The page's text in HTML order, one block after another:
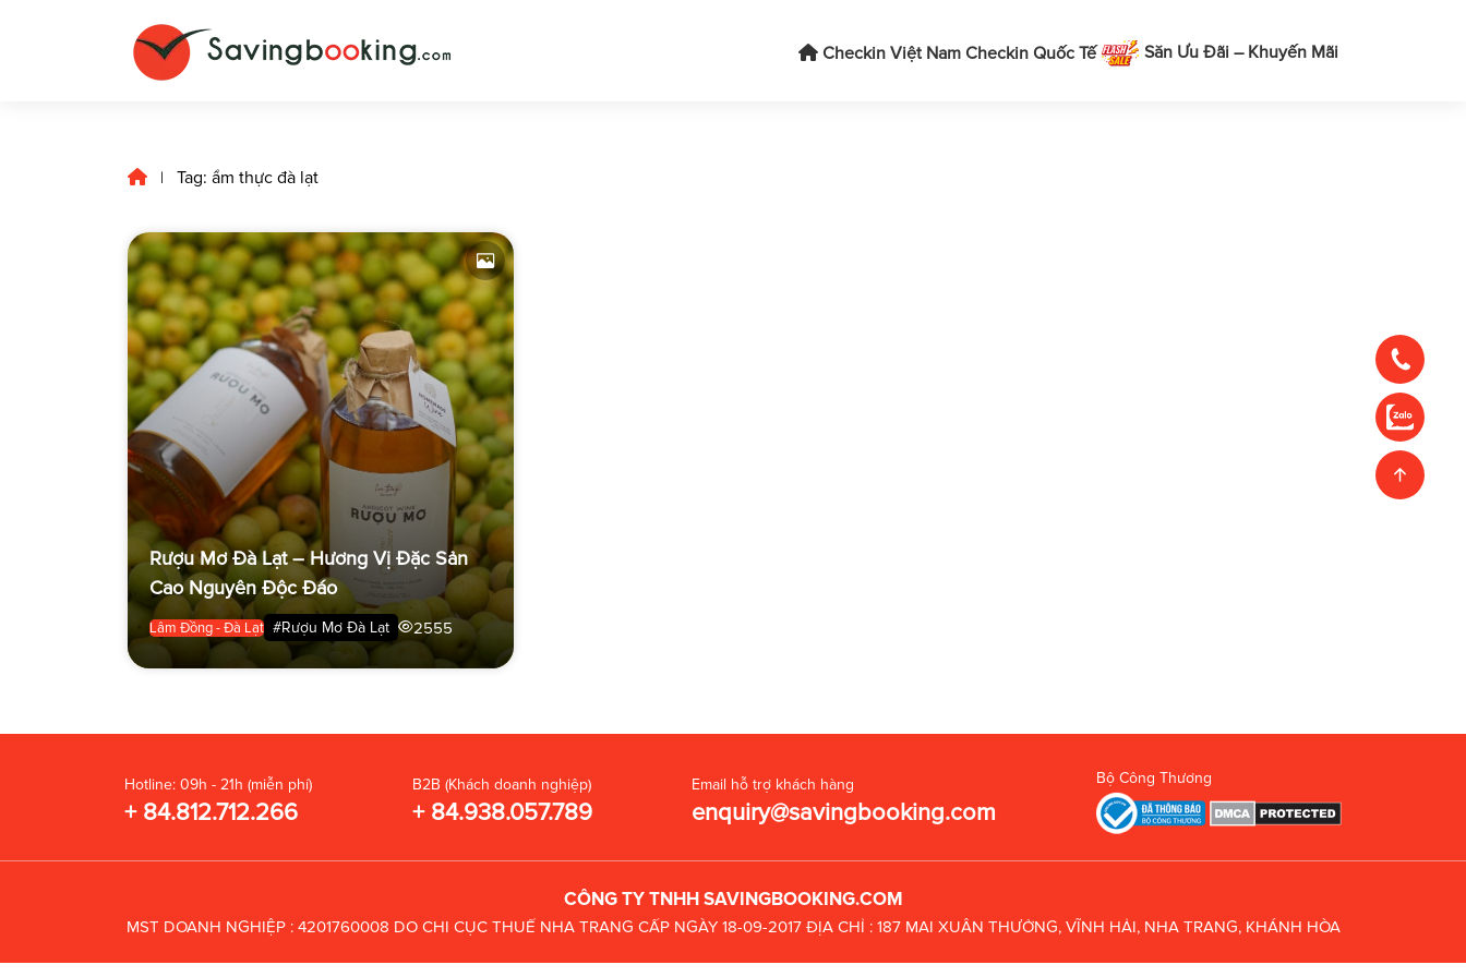
Checkin Việt Nam Checkin Quốc Tế Săn Ưu Đãi – Khuyến Mãi
| Tag: ẩm thực đà lạt
Rượu Mơ Đà Lạt – Hương Vị Đặc Sản
Cao Nguyên Độc Đáo
Lâm Đồng - Đà Lạt #Rượu Mơ Đà Lạt 2555
Hotline: 09h - 21h (miễn phí)
+ 84.812.712.266
B2B (Khách doanh nghiệp)
+ 84.938.057.789
Email hỗ trợ khách hàng
enquiry@savingbooking.com
Bộ Công Thương
CÔNG TY TNHH SAVINGBOOKING.COM
MST DOANH NGHIỆP : 4201760008 DO CHI CỤC THUẾ NHA TRANG CẤP NGÀY 18-09-2017 ĐỊA CHỈ : 187 MAI XUÂN THƯỞNG, VĨNH HẢI, NHA TRANG, KHÁNH HÒA